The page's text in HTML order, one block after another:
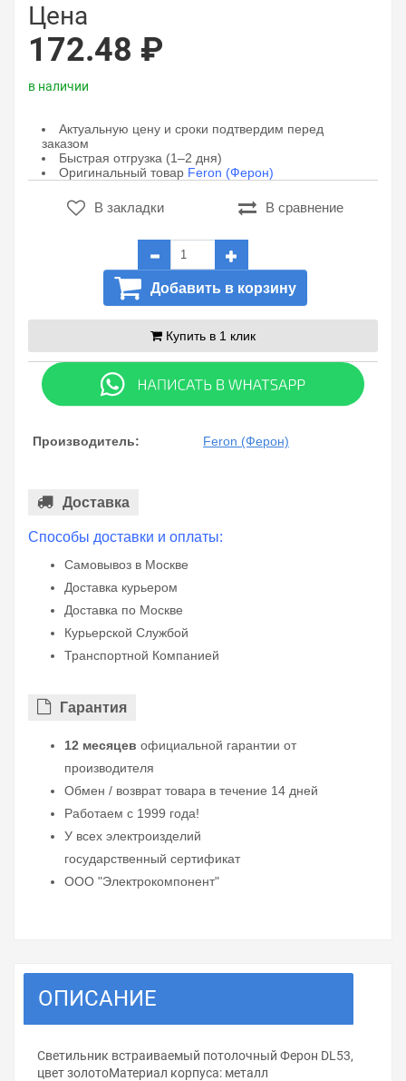
Цена
172.48 ₽
в наличии
Актуальную цену и сроки подтвердим перед
заказом
Быстрая отгрузка (1–2 дня)
Оригинальный товар Feron (Ферон)
В закладки В сравнение
Добавить в корзину
Купить в 1 клик
Производитель: Feron (Ферон)
Доставка
Способы доставки и оплаты:
Самовывоз в Москве
Доставка курьером
Доставка по Москве
Курьерской Службой
Транспортной Компанией
Гарантия
12 месяцев официальной гарантии от
производителя
Обмен / возврат товара в течение 14 дней
Работаем с 1999 года!
У всех электроизделий
государственный сертификат
ООО "Электрокомпонент"
ОПИСАНИЕ
Светильник встраиваемый потолочный Ферон DL53,
цвет золотоМатериал корпуса: металл